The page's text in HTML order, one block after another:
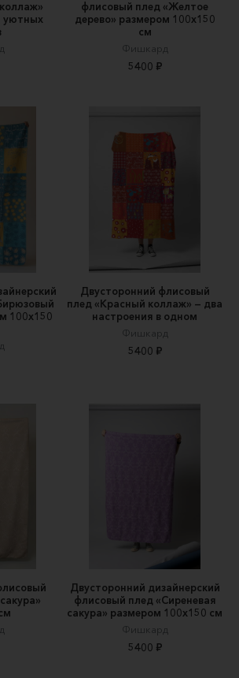
уютных
флисовый плед «Желтое
дерево» размером 100х150
см
Фишкард
5400 ₽
100х150
Двусторонний флисовый
плед «Красный коллаж» — два
настроения в одном
Фишкард
5400 ₽
Двусторонний дизайнерский
флисовый плед «Сиреневая
сакура» размером 100х150 см
Фишкард
5400 ₽